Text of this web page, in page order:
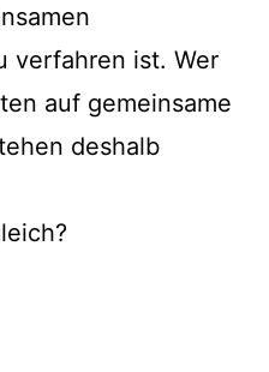
verfahren ist. Wer
auf gemeinsame
deshalb